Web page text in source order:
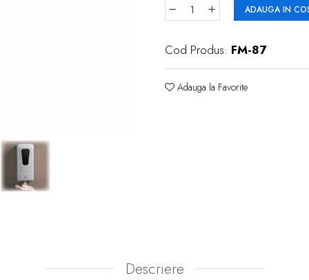
ADAUGA IN
Cod Produs: FM-87
Adauga la Favorite
Descriere